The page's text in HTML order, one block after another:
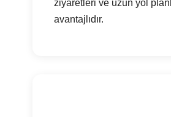
ziyaretleri ve uzun yol
avantajlıdır.